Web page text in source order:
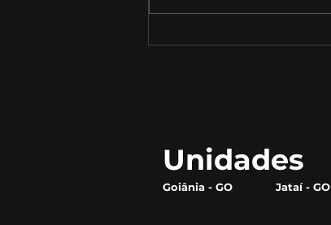
Unidades
Goiânia - GO Jataí - GO